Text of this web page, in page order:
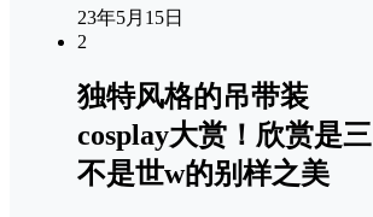
23年5月15日
2
独特风格的吊带装
cosplay大赏！欣赏是三
不是世w的别样之美